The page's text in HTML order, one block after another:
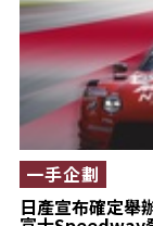
日產宣布確定舉
一手企劃